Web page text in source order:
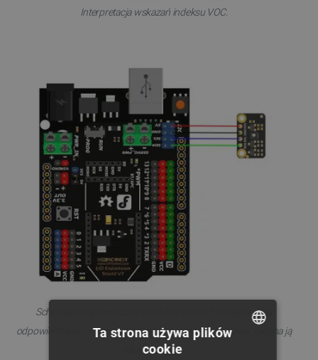
Interpretacja wskazań indeksu VOC.
Schemat połączenia czujnika od DFRobot z płytką będącą
odpowiednikiem
Arduino. Płytka nie jest częścią zestawu, można ją
nabyć osobno.
Ta strona używa plików
cookie